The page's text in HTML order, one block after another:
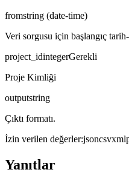
fromstring (date-time)
Veri sorgusu için başlangıç
project_idintegerGerekli
Proje Kimliği
outputstring
Çıktı formatı.
İzin verilen değerler:jsoncsvxml
Yanıtlar